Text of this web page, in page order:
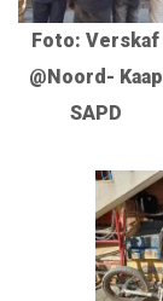
Foto: Verskaf
@Noord- Kaap
SAPD